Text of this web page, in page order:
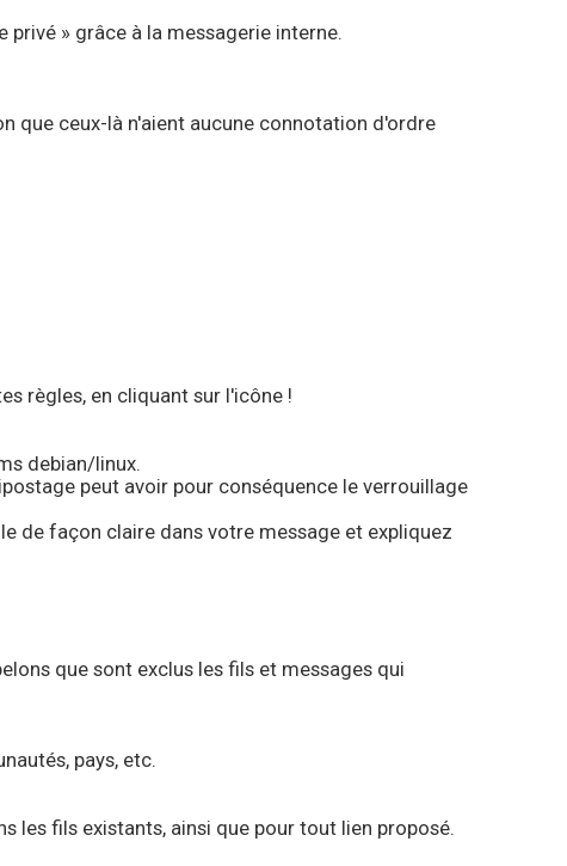
» grâce à la messagerie interne.
que ceux-là n'aient aucune connotation d'ordre
règles, en cliquant sur l'icône !
debian/linux.
peut avoir pour conséquence le verrouillage
de façon claire dans votre message et expliquez
que sont exclus les fils et messages qui
pays, etc.
les fils existants, ainsi que pour tout lien proposé.